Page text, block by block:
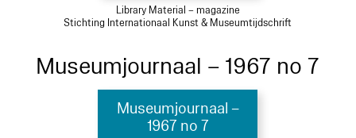
Library Material – magazine
Stichting Internationaal Kunst & Museumtijdschrift
Museumjournaal – 1967 no 7
Museumjournaal –
1967 no 7